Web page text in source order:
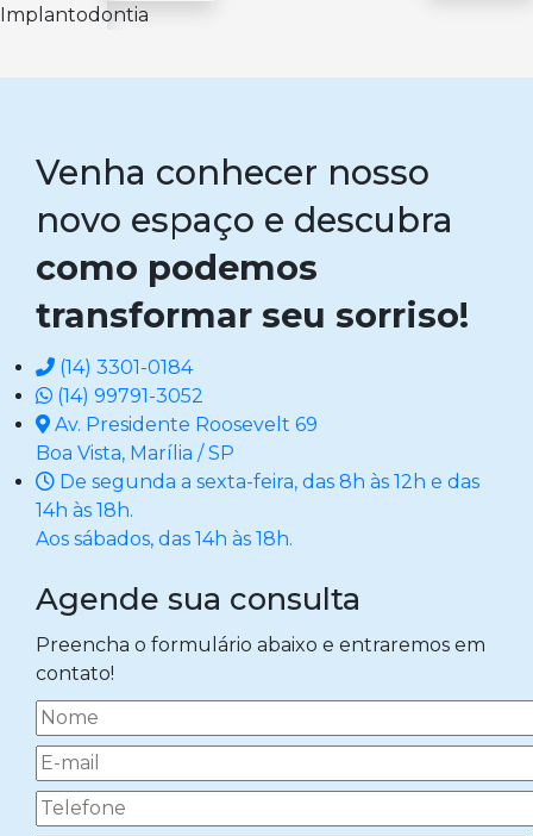
Implantodontia
Venha conhecer nosso
novo espaço e descubra
como podemos
transformar seu sorriso!
(14) 3301-0184
(14) 99791-3052
Av. Presidente Roosevelt 69
Boa Vista, Marília / SP
De segunda a sexta-feira, das 8h às 12h e das
14h às 18h.
Aos sábados, das 14h às 18h.
Agende sua consulta
Preencha o formulário abaixo e entraremos em
contato!